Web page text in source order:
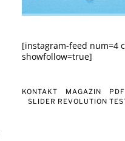
[instagram-feed num=4
showfollow=true]
KONTAKT MAGAZIN
SLIDER REVOLUTION